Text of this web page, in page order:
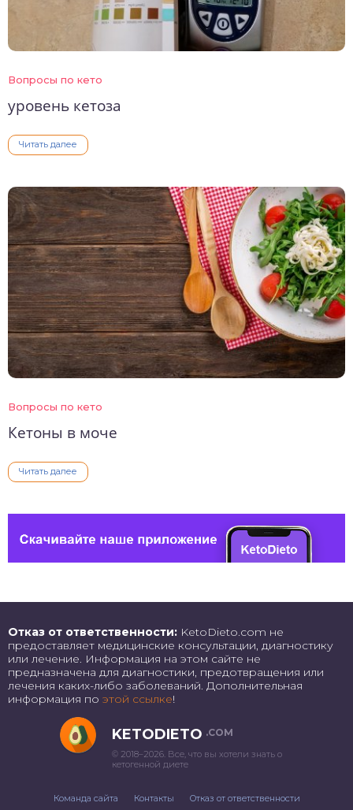
Вопросы по кето
уровень кетоза
Читать далее
Вопросы по кето
Кетоны в моче
Читать далее
Отказ от ответственности: KetoDieto.com не
предоставляет медицинские консультации, диагностику
или лечение. Информация на этом сайте не
предназначена для диагностики, предотвращения или
лечения каких-либо заболеваний. Дополнительная
информация по этой ссылке!
KETODIETO .COM
© 2018–2026. Все, что вы хотели знать о
кетогенной диете
Команда сайта Контакты Отказ от ответственности